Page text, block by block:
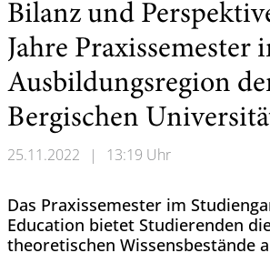
Bilanz und
Jahre Praxissemester
Ausbildungsregion
Bergischen
25.11.2022 | 13:19 Uhr
Das Praxissemester im
Education bietet Studierenden
theoretischen Wissensbestände